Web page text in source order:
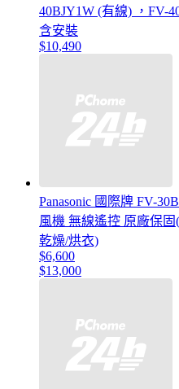
40BJY1W (有線) ，FV-
含安裝
$10,490
Panasonic 國際牌 FV-
風機 無線遙控 原廠保
乾燥/烘衣)
$6,600
$13,000